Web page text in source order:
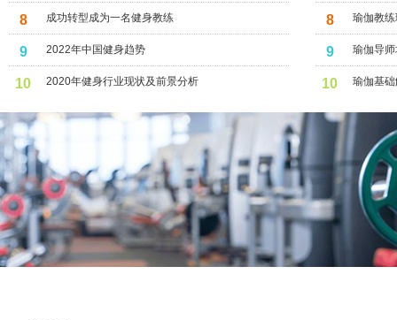
8 成功转型成为一名健身教练
9 2022年中国健身趋势
10 2020年健身行业现状及前景分析
伽开启
8 瑜伽教
9 瑜伽导
10 瑜伽基